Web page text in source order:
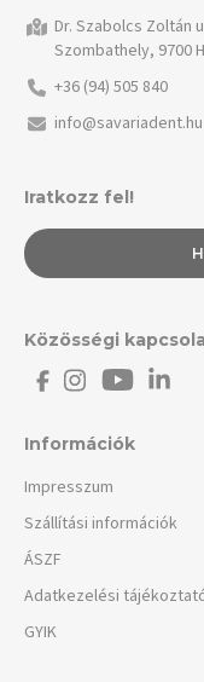
Dr. Szabolcs Zoltán
Szombathely, 9700
+36 (94) 505 840
info@savariadent.hu
Információk
Impresszum
Szállítási információk
ÁSZF
Adatkezelési
GYIK
Iratkozz fel!
Közösségi